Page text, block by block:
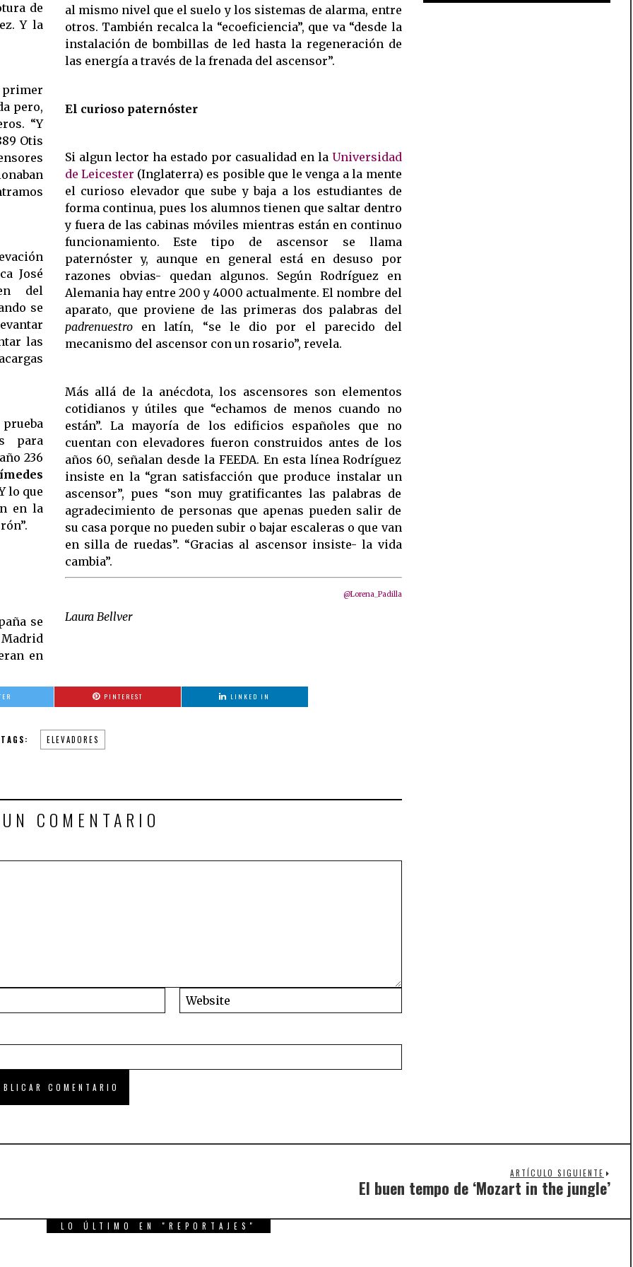
de
Y la
primer
pero,
“Y
Otis
José
del
se
las
para
236
lo que
en la
se
en
al mismo nivel que el suelo y los sistemas de alarma, entre
otros. También recalca la “ecoeficiencia”, que va “desde la
instalación de bombillas de led hasta la regeneración de
las energía a través de la frenada del ascensor”.
El curioso paternóster
Si algun lector ha estado por casualidad en la Universidad
de Leicester (Inglaterra) es posible que le venga a la mente
el curioso elevador que sube y baja a los estudiantes de
forma continua, pues los alumnos tienen que saltar dentro
y fuera de las cabinas móviles mientras están en continuo
funcionamiento. Este tipo de ascensor se llama
paternóster y, aunque en general está en desuso por
razones obvias- quedan algunos. Según Rodríguez en
Alemania hay entre 200 y 4000 actualmente. El nombre del
aparato, que proviene de las primeras dos palabras del
padrenuestroen latín, “se le dio por el parecido del
mecanismo del ascensor con un rosario”, revela.
Más allá de la anécdota, los ascensores son elementos
cotidianos y útiles que “echamos de menos cuando no
están”. La mayoría de los edificios españoles que no
cuentan con elevadores fueron construidos antes de los
años 60, señalan desde la FEEDA. En esta línea Rodríguez
insiste en la “gran satisfacción que produce instalar un
ascensor”, pues “son muy gratificantes las palabras de
agradecimiento de personas que apenas pueden salir de
su casa porque no pueden subir o bajar escaleras o que van
en silla de ruedas”. “Gracias al ascensor insiste- la vida
cambia”.
@Lorena_Padilla
Laura Bellver
PINTEREST LINKED IN
TAGS: ELEVADORES
COMENTARIO
ARTÍCULO SIGUIENTE
El buen tempo de ‘Mozart in the jungle’
LO ÚLTIMO EN "REPORTAJES"